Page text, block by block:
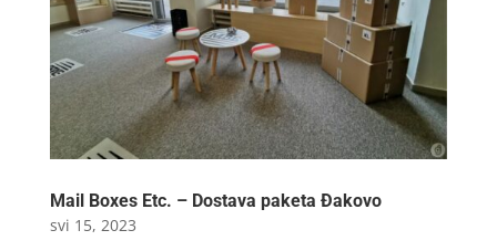
Mail Boxes Etc. – Dostava paketa Đakovo
svi 15, 2023